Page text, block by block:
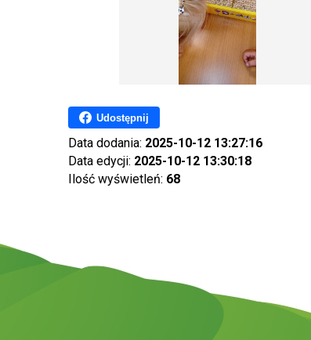
Udostępnij
Data dodania: 2025-10-12 13:27:16
Data edycji: 2025-10-12 13:30:18
Ilość wyświetleń: 68